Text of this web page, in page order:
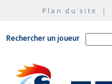
Plan du site |
Rechercher un joueur